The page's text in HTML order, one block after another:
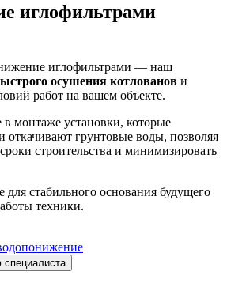
иглофильтрами
иглофильтрами — наш
осушения котлованов и
работ на вашем объекте.
монтаже установки, которые
откачивают грунтовые воды, позволяя
строительства и минимизировать
стабильного основания будущего
техники.
специалиста